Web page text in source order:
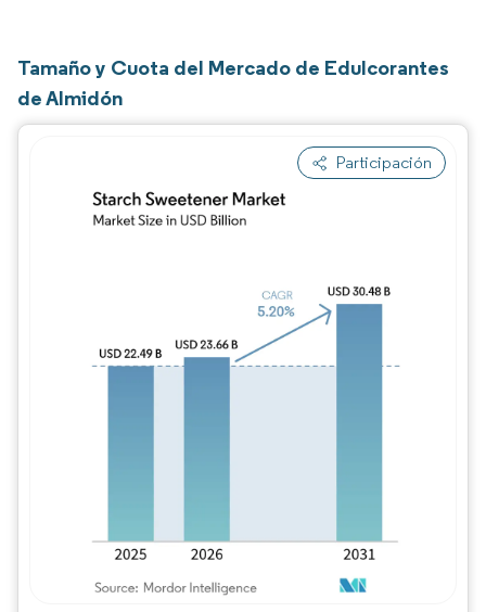
Tamaño y Cuota del Mercado de Edulcorantes
de Almidón
Participación